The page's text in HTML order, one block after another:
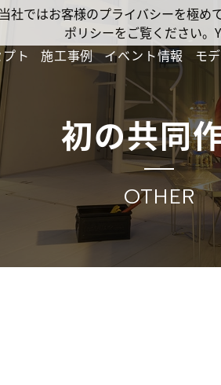
ト 施工事例 イベント情報 モ
初の共同
OTHER
ではお客様のプライバシーを極
ポリシーをご覧ください。